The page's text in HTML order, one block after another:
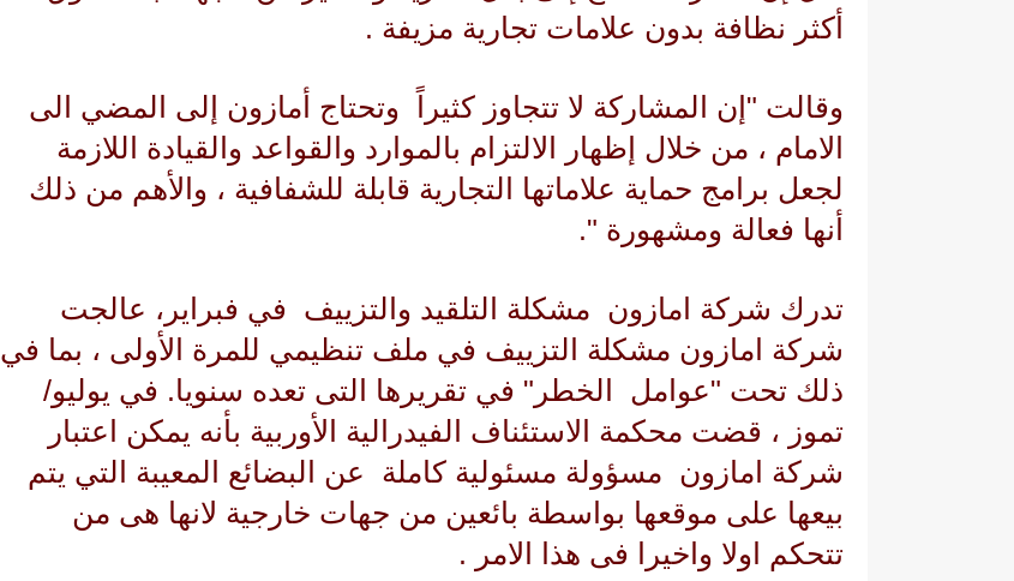
أكثر نظافة بدون علامات تجارية مزيفة .
وقالت "إن المشاركة لا تتجاوز كثيراً وتحتاج أمازون إلى المضي الى
الامام ، من خلال إظهار الالتزام بالموارد والقواعد والقيادة اللازمة
لجعل برامج حماية علاماتها التجارية قابلة للشفافية ، والأهم من ذلك
أنها فعالة ومشهورة ".
تدرك شركة امازون مشكلة التلقيد والتزييف في فبراير، عالجت
شركة امازون مشكلة التزييف في ملف تنظيمي للمرة الأولى ، بما في
ذلك تحت "عوامل الخطر" في تقريرها التى تعده سنويا. في يوليو/
تموز ، قضت محكمة الاستئناف الفيدرالية الأوربية بأنه يمكن اعتبار
شركة امازون مسؤولة مسئولية كاملة عن البضائع المعيبة التي يتم
بيعها على موقعها بواسطة بائعين من جهات خارجية لانها هى من
تتحكم اولا واخيرا فى هذا الامر .